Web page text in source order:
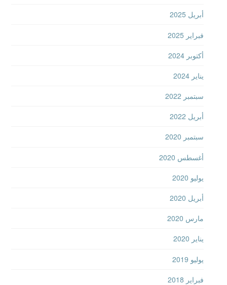
أبريل 2025
فبراير 2025
أكتوبر 2024
يناير 2024
سبتمبر 2022
أبريل 2022
سبتمبر 2020
أغسطس 2020
يوليو 2020
أبريل 2020
مارس 2020
يناير 2020
يوليو 2019
فبراير 2018